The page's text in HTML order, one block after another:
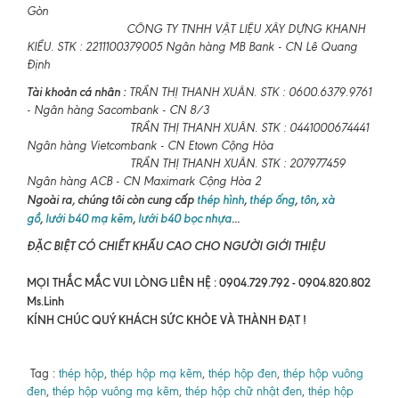
Gòn
CÔNG TY TNHH VẬT LIỆU XÂY DỰNG KHANH
KIỀU. STK : 2211100379005 Ngân hàng MB Bank - CN Lê Quang
Định
Tài khoản cá nhân :TRẦN THỊ THANH XUÂN. STK : 0600.6379.9761
- Ngân hàng Sacombank - CN 8/3
TRẦN THỊ THANH XUÂN. STK : 0441000674441
Ngân hàng Vietcombank - CN Etown Cộng Hòa
TRẦN THỊ THANH XUÂN. STK : 207977459
Ngân hàng ACB - CN Maximark Cộng Hòa 2
Ngoài ra, chúng tôi còn cung cấp thép hình, thép ống, tôn, xà
gồ, lưới b40 mạ kẽm, lưới b40 bọc nhựa...
ĐẶC BIỆT CÓ CHIẾT KHẤU CAO CHO NGƯỜI GIỚI THIỆU
MỌI THẮC MẮC VUI LÒNG LIÊN HỆ : 0904.729.792 - 0904.820.802
Ms.Linh
KÍNH CHÚC QUÝ KHÁCH SỨC KHỎE VÀ THÀNH ĐẠT !
Tag : thép hộp, thép hộp mạ kẽm, thép hộp đen, thép hộp vuông
đen, thép hộp vuông mạ kẽm, thép hộp chữ nhật đen, thép hộp